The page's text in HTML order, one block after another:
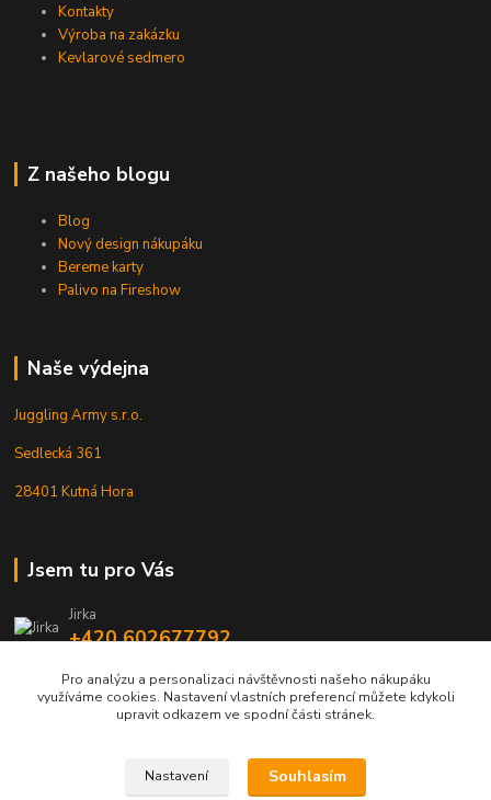
Kontakty
Výroba na zakázku
Kevlarové sedmero
Z našeho blogu
Blog
Nový design nákupáku
Bereme karty
Palivo na Fireshow
Naše výdejna
Juggling Army s.r.o.
Sedlecká 361
28401 Kutná Hora
Jsem tu pro Vás
Jirka
+420 602677792
info@jarmy.cz
Pro analýzu a personalizaci návštěvnosti našeho nákupáku
využíváme cookies. Nastavení vlastních preferencí můžete kdykoli
upravit odkazem ve spodní části stránek.
Nastavení Souhlasím